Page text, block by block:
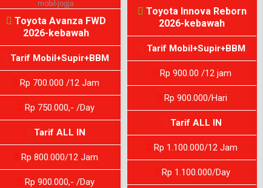
Toyota Avanza FWD
2026-kebawah
Tarif Mobil+Supir+BBM
Rp 700.000 /12 Jam
Rp 750.000,- /Day
Tarif ALL IN
Rp 800.000/12 Jam
Rp 900.000,- /Day
Toyota Innova Reborn
2026-kebawah
Tarif Mobil+Supir+BBM
Rp 900.00 /12 jam
Rp 900.000/Hari
Tarif ALL IN
Rp 1.100.000/12 Jam
Rp 1.100.000/Day